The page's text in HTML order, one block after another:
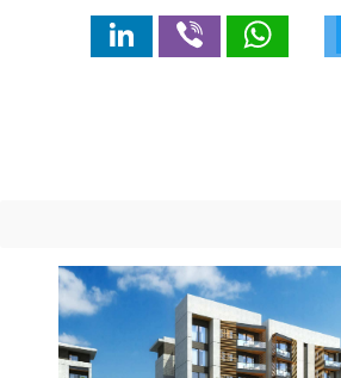
WhatsApp